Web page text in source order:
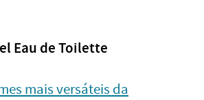
Eau de Toilette
mais versáteis da